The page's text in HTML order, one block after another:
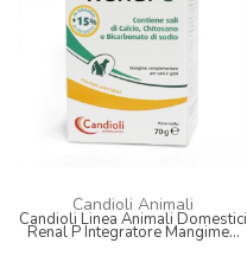
Candioli Animali
Candioli Linea Animali Domestici
Renal P Integratore Mangime...